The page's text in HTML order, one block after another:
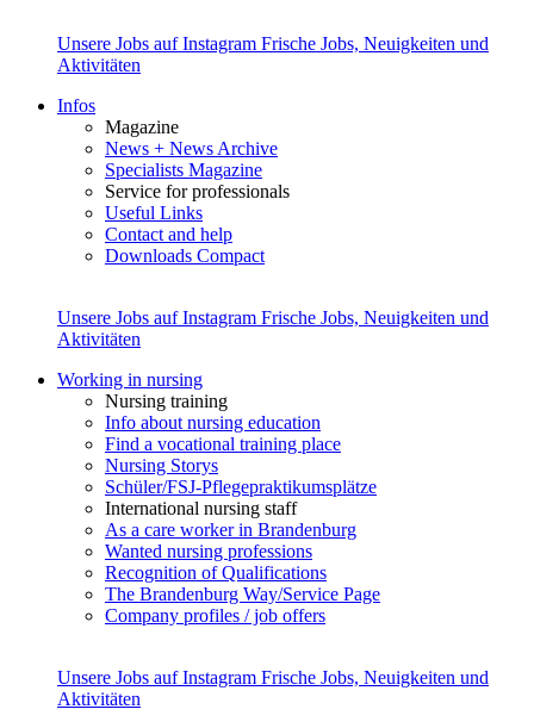
Unsere Jobs auf Instagram Frische Jobs, Neuigkeiten und
Aktivitäten
Infos
Magazine
News + News Archive
Specialists Magazine
Service for professionals
Useful Links
Contact and help
Downloads Compact
Unsere Jobs auf Instagram Frische Jobs, Neuigkeiten und
Aktivitäten
Working in nursing
Nursing training
Info about nursing education
Find a vocational training place
Nursing Storys
Schüler/FSJ-Pflegepraktikumsplätze
International nursing staff
As a care worker in Brandenburg
Wanted nursing professions
Recognition of Qualifications
The Brandenburg Way/Service Page
Company profiles / job offers
Unsere Jobs auf Instagram Frische Jobs, Neuigkeiten und
Aktivitäten